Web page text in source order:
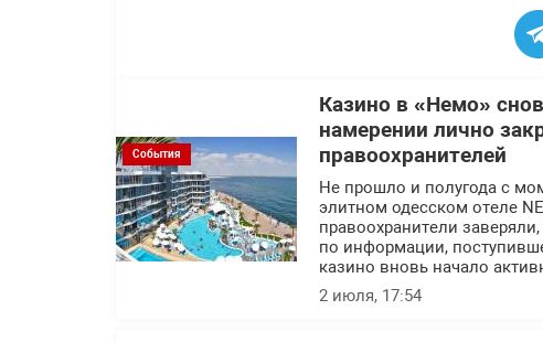
События
Казино в «Немо»
намерении лично
правоохранителей
Не прошло и полугода с
элитном одесском отеле
правоохранители
по информации,
казино вновь начало
2 июля, 17:54